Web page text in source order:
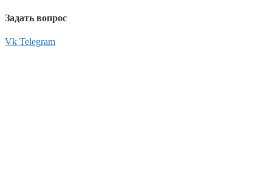
Задать вопрос
Vk Telegram